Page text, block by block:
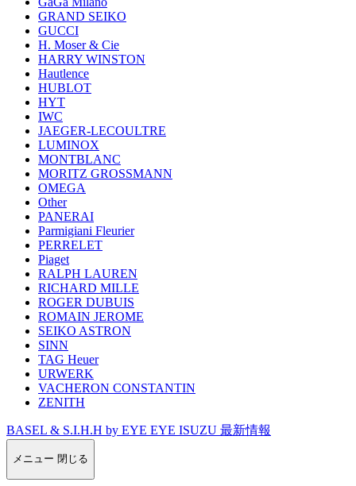
GRAND SEIKO
GUCCI
H. Moser & Cie
HARRY WINSTON
Hautlence
HUBLOT
HYT
IWC
JAEGER-LECOULTRE
LUMINOX
MONTBLANC
MORITZ GROSSMANN
OMEGA
Other
PANERAI
Parmigiani Fleurier
PERRELET
Piaget
RALPH LAUREN
RICHARD MILLE
ROGER DUBUIS
ROMAIN JEROME
SEIKO ASTRON
SINN
TAG Heuer
URWERK
VACHERON CONSTANTIN
ZENITH
BASEL & S.I.H.H by EYE EYE ISUZU 最新情報
メニュー 閉じる